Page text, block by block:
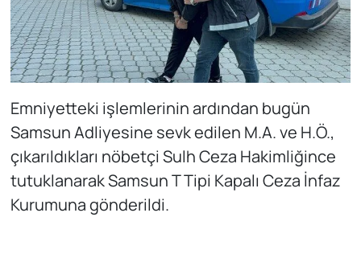
Emniyetteki işlemlerinin ardından bugün
Samsun Adliyesine sevk edilen M.A. ve H.Ö.,
çıkarıldıkları nöbetçi Sulh Ceza Hakimliğince
tutuklanarak Samsun T Tipi Kapalı Ceza İnfaz
Kurumuna gönderildi.